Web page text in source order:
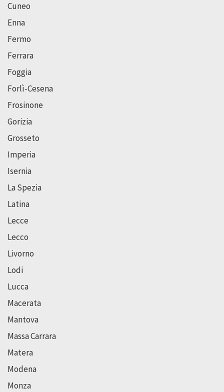
Cuneo
Enna
Fermo
Ferrara
Foggia
Forlì-Cesena
Frosinone
Gorizia
Grosseto
Imperia
Isernia
La Spezia
Latina
Lecce
Lecco
Livorno
Lodi
Lucca
Macerata
Mantova
Massa Carrara
Matera
Modena
Monza